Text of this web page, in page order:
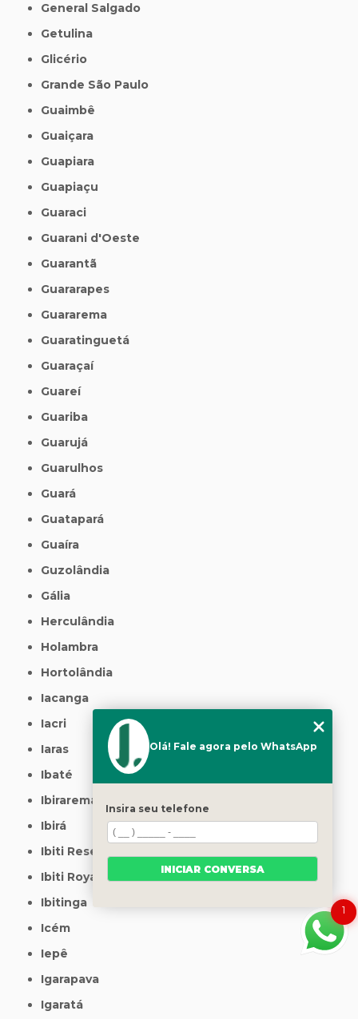
General Salgado
Getulina
Glicério
Grande São Paulo
Guaimbê
Guaiçara
Guapiara
Guapiaçu
Guaraci
Guarani d'Oeste
Guarantã
Guararapes
Guararema
Guaratinguetá
Guaraçaí
Guareí
Guariba
Guarujá
Guarulhos
Guará
Guatapará
Guaíra
Guzolândia
Gália
Herculândia
Holambra
Hortolândia
Iacanga
Iacri
Iaras
Ibaté
Ibirarema
Ibirá
Ibiti Reserva
Ibiti Royal
Ibitinga
Icém
Iepê
Igarapava
Igaratá
1
Olá! Fale agora pelo WhatsApp
Insira seu telefone
INICIAR CONVERSA